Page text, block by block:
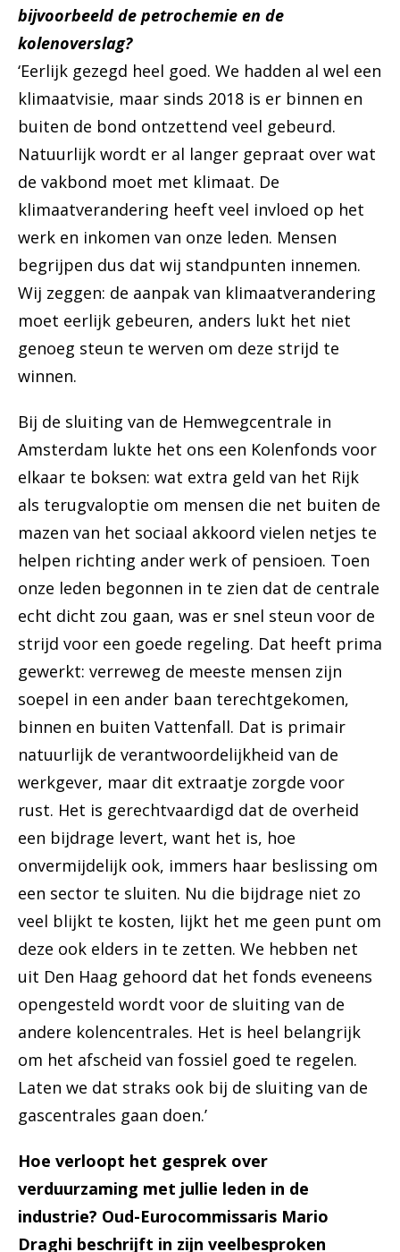
bijvoorbeeld de petrochemie en de
kolenoverslag?
‘Eerlijk gezegd heel goed. We hadden al wel een
klimaatvisie, maar sinds 2018 is er binnen en
buiten de bond ontzettend veel gebeurd.
Natuurlijk wordt er al langer gepraat over wat
de vakbond moet met klimaat. De
klimaatverandering heeft veel invloed op het
werk en inkomen van onze leden. Mensen
begrijpen dus dat wij standpunten innemen.
Wij zeggen: de aanpak van klimaatverandering
moet eerlijk gebeuren, anders lukt het niet
genoeg steun te werven om deze strijd te
winnen.
Bij de sluiting van de Hemwegcentrale in
Amsterdam lukte het ons een Kolenfonds voor
elkaar te boksen: wat extra geld van het Rijk
als terugvaloptie om mensen die net buiten de
mazen van het sociaal akkoord vielen netjes te
helpen richting ander werk of pensioen. Toen
onze leden begonnen in te zien dat de centrale
echt dicht zou gaan, was er snel steun voor de
strijd voor een goede regeling. Dat heeft prima
gewerkt: verreweg de meeste mensen zijn
soepel in een ander baan terechtgekomen,
binnen en buiten Vattenfall. Dat is primair
natuurlijk de verantwoordelijkheid van de
werkgever, maar dit extraatje zorgde voor
rust. Het is gerechtvaardigd dat de overheid
een bijdrage levert, want het is, hoe
onvermijdelijk ook, immers haar beslissing om
een sector te sluiten. Nu die bijdrage niet zo
veel blijkt te kosten, lijkt het me geen punt om
deze ook elders in te zetten. We hebben net
uit Den Haag gehoord dat het fonds eveneens
opengesteld wordt voor de sluiting van de
andere kolencentrales. Het is heel belangrijk
om het afscheid van fossiel goed te regelen.
Laten we dat straks ook bij de sluiting van de
gascentrales gaan doen.’
Hoe verloopt het gesprek over
verduurzaming met jullie leden in de
industrie? Oud-Eurocommissaris Mario
Draghi beschrijft in zijn veelbesproken